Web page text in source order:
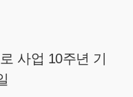
사업 10주년 기